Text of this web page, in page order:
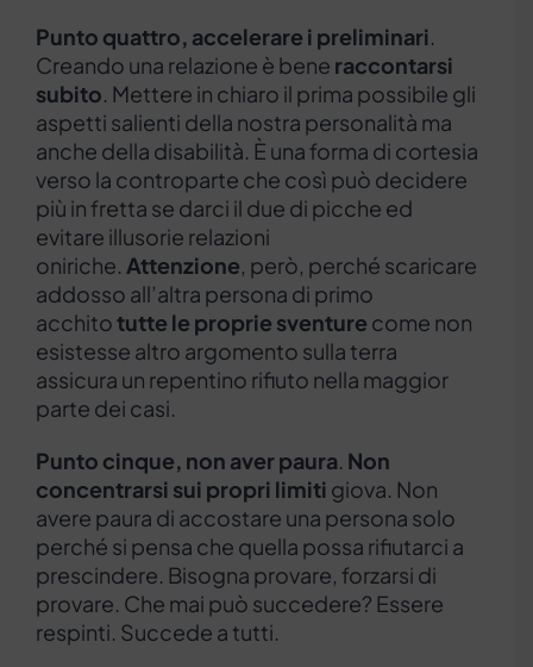
Punto quattro, accelerare i preliminari.
Creando una relazione è bene raccontarsi
subito. Mettere in chiaro il prima possibile gli
aspetti salienti della nostra personalità ma
anche della disabilità. È una forma di cortesia
verso la controparte che così può decidere
più in fretta se darci il due di picche ed
evitare illusorie relazioni
oniriche. Attenzione, però, perché scaricare
addosso all’altra persona di primo
acchitotutte le proprie sventure come non
esistesse altro argomento sulla terra
assicura un repentino rifiuto nella maggior
parte dei casi.
Punto cinque, non aver paura. Non
concentrarsi sui propri limiti giova. Non
avere paura di accostare una persona solo
perché si pensa che quella possa rifiutarci a
prescindere. Bisogna provare, forzarsi di
provare. Che mai può succedere? Essere
respinti. Succede a tutti.